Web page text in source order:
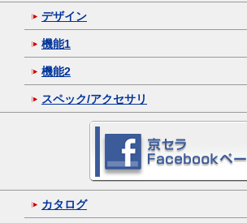
デザイン
機能1
機能2
スペック/アクセサリ
カタログ